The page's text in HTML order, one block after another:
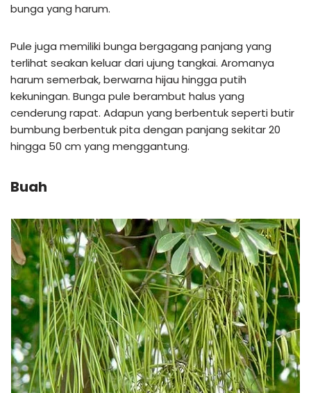
bunga yang harum.
Pule juga memiliki bunga bergagang panjang yang
terlihat seakan keluar dari ujung tangkai. Aromanya
harum semerbak, berwarna hijau hingga putih
kekuningan. Bunga pule berambut halus yang
cenderung rapat. Adapun yang berbentuk seperti butir
bumbung berbentuk pita dengan panjang sekitar 20
hingga 50 cm yang menggantung.
Buah